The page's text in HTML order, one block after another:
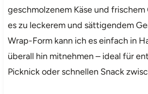
geschmolzenem Käse und frischem
es zu leckerem und sättigendem
Wrap-Form kann ich es einfach in
überall hin mitnehmen – ideal für
Picknick oder schnellen Snack